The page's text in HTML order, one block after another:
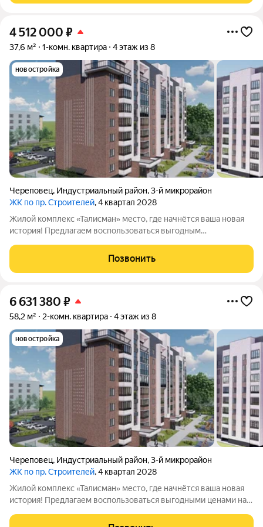
4 512 000 ₽
37,6 м² 1-комн. квартира 4 этаж из 8
новостройка
Череповец, Индустриальный район,3-й микрорайон
ЖК по пр. Строителей, 4 квартал 2028
Жилой комплекс «Талисман» место, где начнётся ваша новая
история! Предлагаем воспользоваться выгодным
возводится в индустриальном районе города
Позвонить
6 631 380 ₽
58,2 м² 2-комн. квартира 4 этаж из 8
новостройка
Череповец, Индустриальный район,3-й микрорайон
ЖК по пр. Строителей, 4 квартал 2028
Жилой комплекс «Талисман» место, где начнётся ваша новая
история! Предлагаем воспользоваться выгодными ценами на
комфорткласса возводится в индустриальном районе города